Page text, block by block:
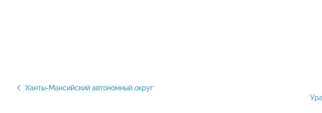
Ханты-Мансийский автономный округ